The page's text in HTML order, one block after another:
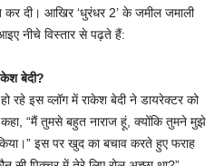
कर दी। आखिर ‘धुरंधर 2’ के जमील जमाली
नीचे विस्तार से पढ़ते हैं:
बेदी?
इस व्लॉग में राकेश बेदी ने डायरेक्टर को
“मैं तुमसे बहुत नाराज हूं, क्योंकि तुमने मुझे
इस पर खुद का बचाव करते हुए फराह